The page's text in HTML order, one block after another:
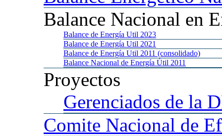
Balance Nacional en
Balance de Energía Util 2023
Balance de Energía Util 2021
Balance de Energía Util 2011 (consolidado)
Balance Nacional de Energía Útil 2011
Proyectos
Gerenciados de la
Comite Nacional de